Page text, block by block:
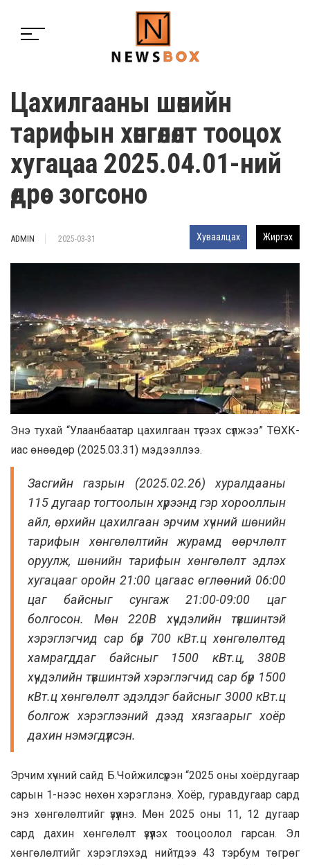
Цахилгааны шөнийн
тарифын хөнгөлөлт тооцох
хугацаа 2025.04.01-ний
өдрөөс зогсоно
ADMIN 2025-03-31 Хуваалцах Жиргэх
Энэ тухай “Улаанбаатар цахилгаан түгээх сүлжээ” ТӨХК-
иас өнөөдөр (2025.03.31) мэдээллээ.
Засгийн газрын (2025.02.26) хуралдааны
115 дугаар тогтоолын хүрээнд гэр хорооллын
айл, өрхийн цахилгаан эрчим хүчний шөнийн
тарифын хөнгөлөлтийн журамд өөрчлөлт
оруулж, шөнийн тарифын хөнгөлөлт эдлэх
хугацааг оройн 21:00 цагаас өглөөний 06:00
цаг байсныг сунгаж 21:00-09:00 цаг
болгосон. Мөн 220В хүчдэлийн түвшинтэй
хэрэглэгчид сар бүр 700 кВт.ц хөнгөлөлтөд
хамрагддаг байсныг 1500 кВт.ц, 380В
хүчдэлийн түвшинтэй хэрэглэгчид сар бүр 1500
кВт.ц хөнгөлөлт эдэлдэг байсныг 3000 кВт.ц
болгож хэрэглээний дээд хязгаарыг хоёр
дахин нэмэгдүүлсэн.
Эрчим хүчний сайд Б.Чойжилсүрэн “2025 оны хоёрдугаар
сарын 1-нээс нөхөн хэрэглэнэ. Хоёр, гуравдугаар сард
энэ хөнгөлөлтийг үзүүлнэ. Мөн 2025 оны 11, 12 дугаар
сард дахин хөнгөлөлт үзүүлэх тооцоолол гарсан. Эл
хөнгөлөлтийг хэрэглэхэд нийтдээ 43 тэрбум төгрөг